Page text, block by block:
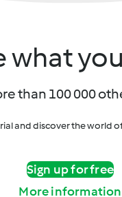
what
than 100 000
and discover the world
Sign up for free
More information